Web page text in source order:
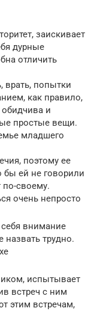
заискивает
дурные
отличить
врать, попытки
как правило,
и
простые вещи.
младшего
поэтому ее
бы ей не говорили
по-своему.
очень непросто
внимание
назвать трудно.
испытывает
встреч с ним
этим встречам,